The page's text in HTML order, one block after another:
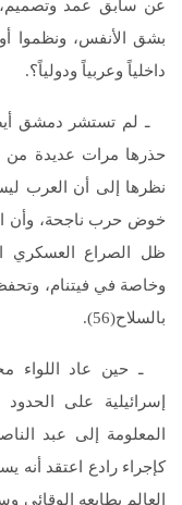
عن سابق عمد وتصميم،
بشق الأنفس، ونظموا
داخلياً وعربياً ودولياً؟.
ـ لم تستشر دمشق أيضاً
حذرها مرات عديدة من
نظرها إلى أن العرب
خوض حرب ناجحة، وأن
ظل الصراع العسكري
وخاصة في فيتنام،
بالسلاح(56).
ـ حين عاد اللواء
إسرائيلية على
كإجراء رادع اعتقد أنه
العالم بطابعه الوقائي